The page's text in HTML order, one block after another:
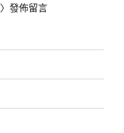
〉發佈留言